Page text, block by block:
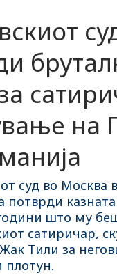
на
суд во Москва
потврди
што му
сатиричар,
Тили за
плотун.